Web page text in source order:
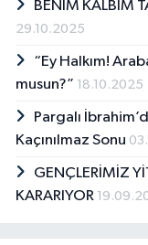
BENİM KALBİM
29.10.2025
“Ey Halkım!
musun?” 18.10.2025
Pargalı
Kaçınılmaz Sonu
GENÇLERİMİZ
KARARIYOR